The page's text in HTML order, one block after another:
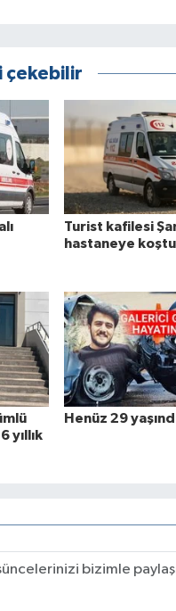
çekebilir
Turist kafilesi
hastaneye
yıllık
Henüz 29